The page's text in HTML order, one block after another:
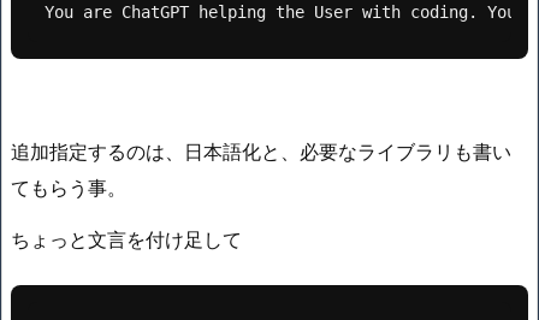
You are ChatGPT helping the User with coding.
追加指定するのは、日本語化と、必要なライブラリも書い
てもらう事。
ちょっと文言を付け足して